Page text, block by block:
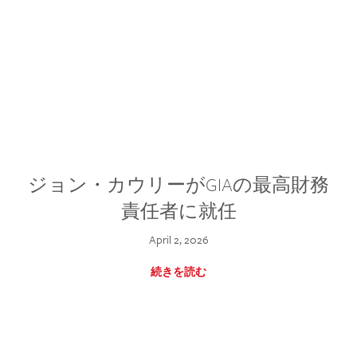
ジョン・カウリーがGIAの最高財務
責任者に就任
April 2, 2026
続きを読む